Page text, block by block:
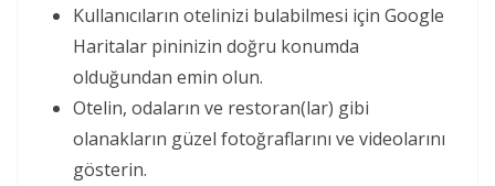
Kullanıcıların otelinizi bulabilmesi için Google
Haritalar pininizin doğru konumda
olduğundan emin olun.
Otelin, odaların ve restoran(lar) gibi
olanakların güzel fotoğraflarını ve videolarını
gösterin.